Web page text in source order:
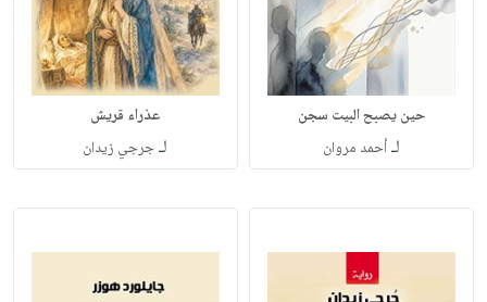
حين يصبح البيت سجن
لـأحمد مروان
عذراء قريش
لـجرجي زيدان